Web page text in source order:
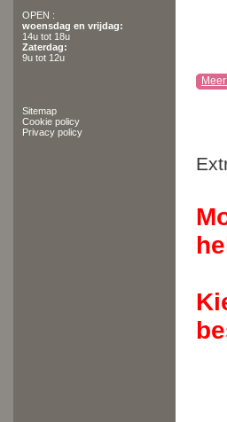
OPEN :
woensdag en vrijdag:
14u tot 18u
Zaterdag:
9u tot 12u
Sitemap
Cookie policy
Privacy policy